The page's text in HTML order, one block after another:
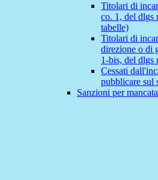
Titolari di
co. 1, del dlgs
tabelle)
Titolari di
direzione o di
1-bis, del dlgs
Cessati
pubblicare sul
Sanzioni per